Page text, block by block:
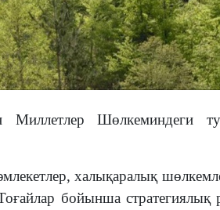
Миллетлер Шөлкеминдеги
халықаралық
бойынша стратегиялық